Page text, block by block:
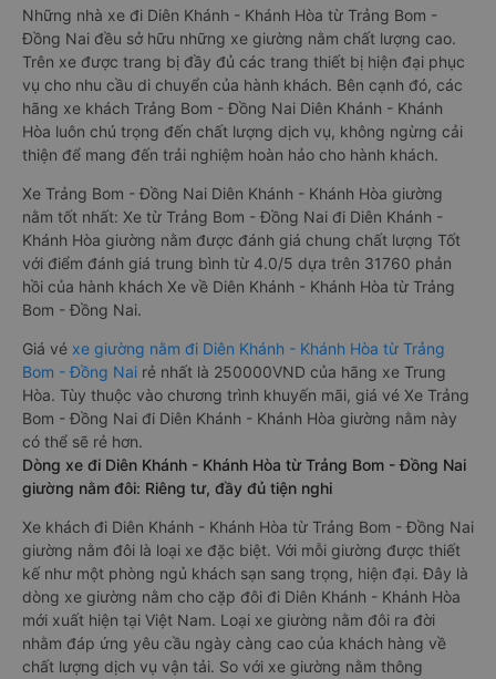
Những nhà xe đi Diên Khánh - Khánh Hòa từ Trảng Bom -
Đồng Nai đều sở hữu những xe giường nằm chất lượng cao.
Trên xe được trang bị đầy đủ các trang thiết bị hiện đại phục
vụ cho nhu cầu di chuyển của hành khách. Bên cạnh đó, các
hãng xe khách Trảng Bom - Đồng Nai Diên Khánh - Khánh
Hòa luôn chú trọng đến chất lượng dịch vụ, không ngừng cải
thiện để mang đến trải nghiệm hoàn hảo cho hành khách.
Xe Trảng Bom - Đồng Nai Diên Khánh - Khánh Hòa giường
nằm tốt nhất: Xe từ Trảng Bom - Đồng Nai đi Diên Khánh -
Khánh Hòa giường nằm được đánh giá chung chất lượng Tốt
với điểm đánh giá trung bình từ 4.0/5 dựa trên 31760 phản
hồi của hành khách Xe về Diên Khánh - Khánh Hòa từ Trảng
Bom - Đồng Nai.
Giá vé xe giường nằm đi Diên Khánh - Khánh Hòa từ Trảng
Bom - Đồng Nai rẻ nhất là 250000VND của hãng xe Trung
Hòa. Tùy thuộc vào chương trình khuyến mãi, giá vé Xe Trảng
Bom - Đồng Nai đi Diên Khánh - Khánh Hòa giường nằm này
có thể sẽ rẻ hơn.
Dòng xe đi Diên Khánh - Khánh Hòa từ Trảng Bom - Đồng Nai
giường nằm đôi: Riêng tư, đầy đủ tiện nghi
Xe khách đi Diên Khánh - Khánh Hòa từ Trảng Bom - Đồng Nai
giường nằm đôi là loại xe đặc biệt. Với mỗi giường được thiết
kế như một phòng ngủ khách sạn sang trọng, hiện đại. Đây là
dòng xe giường nằm cho cặp đôi đi Diên Khánh - Khánh Hòa
mới xuất hiện tại Việt Nam. Loại xe giường nằm đôi ra đời
nhằm đáp ứng yêu cầu ngày càng cao của khách hàng về
chất lượng dịch vụ vận tải. So với xe giường nằm thông